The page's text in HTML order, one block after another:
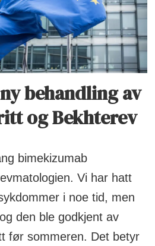
behandling av
og Bekhterev
bimekizumab
Vi har hatt
i noe tid, men
den ble godkjent av
før sommeren. Det betyr